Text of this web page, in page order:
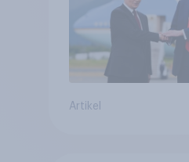
Bündnisse
Artikel